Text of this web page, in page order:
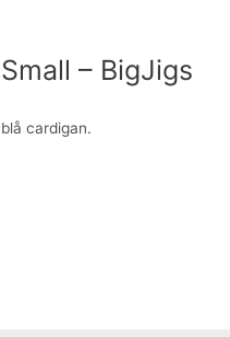
– BigJigs
cardigan.